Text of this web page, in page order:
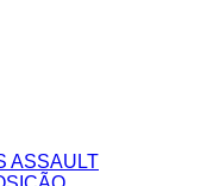
ASSAULT